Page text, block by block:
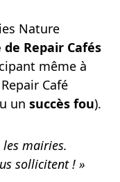
Nature
Repair Cafés
même à
Café
un succès fou).
les mairies.
sollicitent ! »